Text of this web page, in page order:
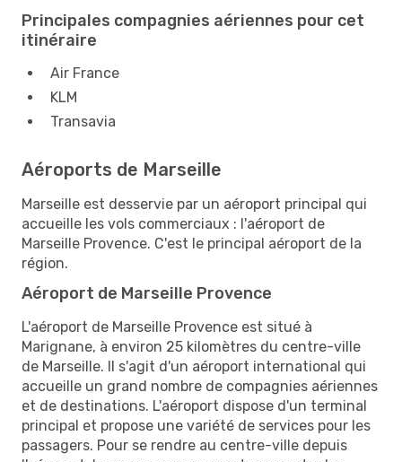
Principales compagnies aériennes pour cet
itinéraire
Air France
KLM
Transavia
Aéroports de Marseille
Marseille est desservie par un aéroport principal qui
accueille les vols commerciaux : l'aéroport de
Marseille Provence. C'est le principal aéroport de la
région.
Aéroport de Marseille Provence
L'aéroport de Marseille Provence est situé à
Marignane, à environ 25 kilomètres du centre-ville
de Marseille. Il s'agit d'un aéroport international qui
accueille un grand nombre de compagnies aériennes
et de destinations. L'aéroport dispose d'un terminal
principal et propose une variété de services pour les
passagers. Pour se rendre au centre-ville depuis